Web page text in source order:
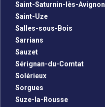
Saint-Saturnin-lès-Avignon
Saint-Uze
Salles-sous-Bois
Sarrians
Sauzet
Sérignan-du-Comtat
Solérieux
Sorgues
Suze-la-Rousse